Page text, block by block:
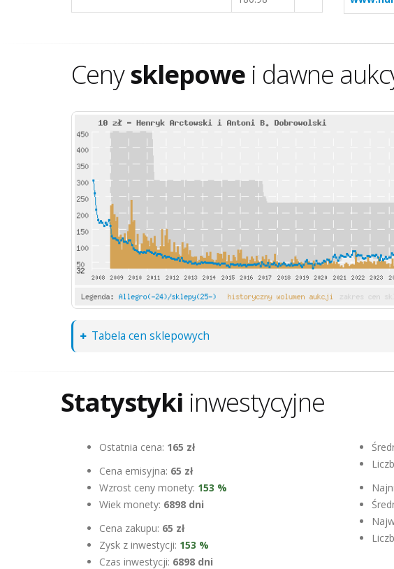
Cenysklepowe i dawne
Tabela cen sklepowych
Statystyki inwestycyjne
Ostatnia cena: 165 zł
Cena emisyjna: 65 zł
Wzrost ceny monety: 153 %
Wiek monety: 6898 dni
Cena zakupu: 65 zł
Zysk z inwestycji: 153 %
Czas inwestycji: 6898 dni